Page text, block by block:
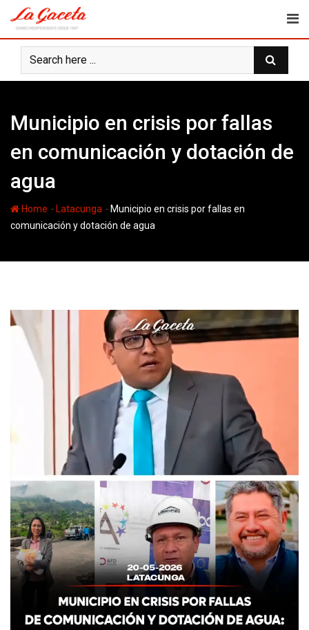
content
Municipio en crisis por fallas
en comunicación y dotación de
agua
Home - Latacunga - Municipio en crisis por fallas en
comunicación y dotación de agua